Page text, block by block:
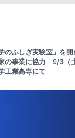
学のふしぎ実験室」を
の事業に協力 9/3（
工業高専にて